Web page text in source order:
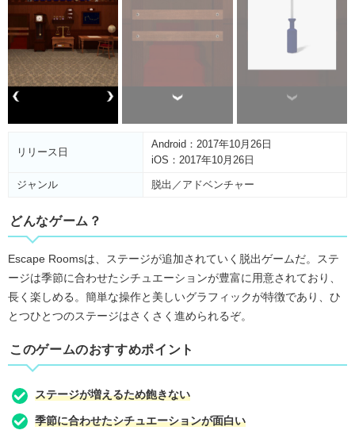
リリース日
Android：2017年10月26日
iOS：2017年10月26日
ジャンル 脱出／アドベンチャー
どんなゲーム？
Escape Roomsは、ステージが追加されていく脱出ゲームだ。ステ
ージは季節に合わせたシチュエーションが豊富に用意されており、
長く楽しめる。簡単な操作と美しいグラフィックが特徴であり、ひ
とつひとつのステージはさくさく進められるぞ。
このゲームのおすすめポイント
ステージが増えるため飽きない
季節に合わせたシチュエーションが面白い